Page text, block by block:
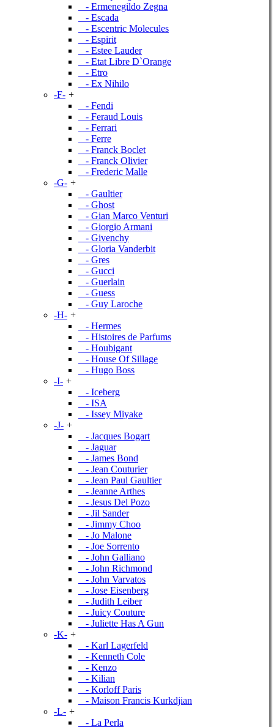
- Ermenegildo Zegna
- Escada
- Escentric Molecules
- Espirit
- Estee Lauder
- Etat Libre D`Orange
- Etro
- Ex Nihilo
-F- +
- Fendi
- Feraud Louis
- Ferrari
- Ferre
- Franck Boclet
- Franck Olivier
- Frederic Malle
-G- +
- Gaultier
- Ghost
- Gian Marco Venturi
- Giorgio Armani
- Givenchy
- Gloria Vanderbit
- Gres
- Gucci
- Guerlain
- Guess
- Guy Laroche
-H- +
- Hermes
- Histoires de Parfums
- Houbigant
- House Of Sillage
- Hugo Boss
-I- +
- Iceberg
- ISA
- Issey Miyake
-J- +
- Jacques Bogart
- Jaguar
- James Bond
- Jean Couturier
- Jean Paul Gaultier
- Jeanne Arthes
- Jesus Del Pozo
- Jil Sander
- Jimmy Choo
- Jo Malone
- Joe Sorrento
- John Galliano
- John Richmond
- John Varvatos
- Jose Eisenberg
- Judith Leiber
- Juicy Couture
- Juliette Has A Gun
-K- +
- Karl Lagerfeld
- Kenneth Cole
- Kenzo
- Kilian
- Korloff Paris
- Maison Francis Kurkdjian
-L- +
- La Perla